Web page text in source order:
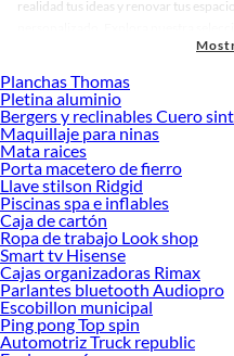
realidad tus ideas y renovar tus
accesorios de calidad que te ayudarán
Desde remodelaciones hasta
tus ideas realidad. ¡Visítanos y
Velos y Visillos!
Explora la variedad de productos
Herramientas, materiales y accesorios
renovación de espacios. ¡Visítanos y
ofrecerte!
Encuentra una amplia variedad de
Encuentra todo lo necesario para tus
¡Visítanos y haz tus ideas realidad!
Planchas Thomas
Pletina aluminio
Bergers y reclinables Cuero
Maquillaje para ninas
Mata raices
Porta macetero de fierro
Llave stilson Ridgid
Piscinas spa e inflables
Caja de cartón
Ropa de trabajo Look shop
Smart tv Hisense
Cajas organizadoras Rimax
Parlantes bluetooth Audiopro
Escobillon municipal
Ping pong Top spin
Automotriz Truck republic